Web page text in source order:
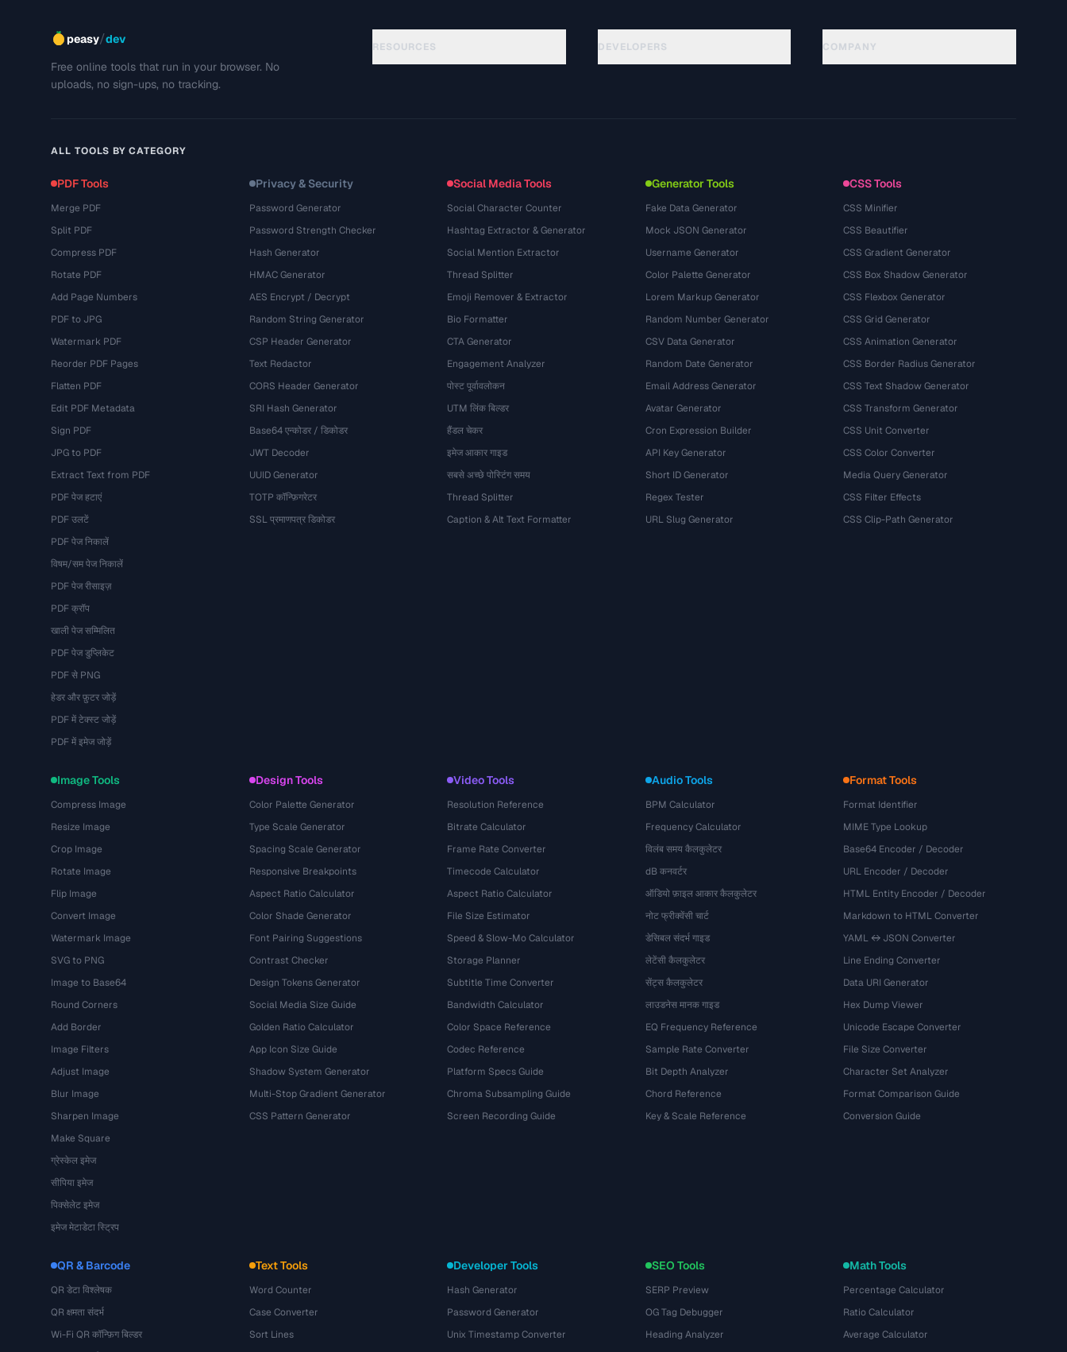
peasy/dev
Free online tools that run in your browser. No
uploads, no sign-ups, no tracking.
RESOURCES DEVELOPERS COMPANY
ALL TOOLS BY CATEGORY
PDF Tools
Merge PDF
Split PDF
Compress PDF
Rotate PDF
Add Page Numbers
PDF to JPG
Watermark PDF
Reorder PDF Pages
Flatten PDF
Edit PDF Metadata
Sign PDF
JPG to PDF
Extract Text from PDF
PDF पेज हटाएं
PDF उलटें
PDF पेज निकालें
विषम/सम पेज निकालें
PDF पेज रीसाइज़
PDF क्रॉप
खाली पेज सम्मिलित
PDF पेज डुप्लिकेट
PDF से PNG
हेडर और फ़ुटर जोड़ें
PDF में टेक्स्ट जोड़ें
PDF में इमेज जोड़ें
Privacy & Security
Password Generator
Password Strength Checker
Hash Generator
HMAC Generator
AES Encrypt / Decrypt
Random String Generator
CSP Header Generator
Text Redactor
CORS Header Generator
SRI Hash Generator
Base64 एन्कोडर / डिकोडर
JWT Decoder
UUID Generator
TOTP कॉन्फ़िगरेटर
SSL प्रमाणपत्र डिकोडर
Social Media Tools
Social Character Counter
Hashtag Extractor & Generator
Social Mention Extractor
Thread Splitter
Emoji Remover & Extractor
Bio Formatter
CTA Generator
Engagement Analyzer
पोस्ट पूर्वावलोकन
UTM लिंक बिल्डर
हैंडल चेकर
इमेज आकार गाइड
सबसे अच्छे पोस्टिंग समय
Thread Splitter
Caption & Alt Text Formatter
Generator Tools
Fake Data Generator
Mock JSON Generator
Username Generator
Color Palette Generator
Lorem Markup Generator
Random Number Generator
CSV Data Generator
Random Date Generator
Email Address Generator
Avatar Generator
Cron Expression Builder
API Key Generator
Short ID Generator
Regex Tester
URL Slug Generator
CSS Tools
CSS Minifier
CSS Beautifier
CSS Gradient Generator
CSS Box Shadow Generator
CSS Flexbox Generator
CSS Grid Generator
CSS Animation Generator
CSS Border Radius Generator
CSS Text Shadow Generator
CSS Transform Generator
CSS Unit Converter
CSS Color Converter
Media Query Generator
CSS Filter Effects
CSS Clip-Path Generator
Image Tools
Compress Image
Resize Image
Crop Image
Rotate Image
Flip Image
Convert Image
Watermark Image
SVG to PNG
Image to Base64
Round Corners
Add Border
Image Filters
Adjust Image
Blur Image
Sharpen Image
Make Square
ग्रेस्केल इमेज
सीपिया इमेज
पिक्सेलेट इमेज
इमेज मेटाडेटा स्ट्रिप
Design Tools
Color Palette Generator
Type Scale Generator
Spacing Scale Generator
Responsive Breakpoints
Aspect Ratio Calculator
Color Shade Generator
Font Pairing Suggestions
Contrast Checker
Design Tokens Generator
Social Media Size Guide
Golden Ratio Calculator
App Icon Size Guide
Shadow System Generator
Multi-Stop Gradient Generator
CSS Pattern Generator
Video Tools
Resolution Reference
Bitrate Calculator
Frame Rate Converter
Timecode Calculator
Aspect Ratio Calculator
File Size Estimator
Speed & Slow-Mo Calculator
Storage Planner
Subtitle Time Converter
Bandwidth Calculator
Color Space Reference
Codec Reference
Platform Specs Guide
Chroma Subsampling Guide
Screen Recording Guide
Audio Tools
BPM Calculator
Frequency Calculator
विलंब समय कैलकुलेटर
dB कनवर्टर
ऑडियो फ़ाइल आकार कैलकुलेटर
नोट फ्रीक्वेंसी चार्ट
डेसिबल संदर्भ गाइड
लेटेंसी कैलकुलेटर
सेंट्स कैलकुलेटर
लाउडनेस मानक गाइड
EQ Frequency Reference
Sample Rate Converter
Bit Depth Analyzer
Chord Reference
Key & Scale Reference
Format Tools
Format Identifier
MIME Type Lookup
Base64 Encoder / Decoder
URL Encoder / Decoder
HTML Entity Encoder / Decoder
Markdown to HTML Converter
YAML ↔ JSON Converter
Line Ending Converter
Data URI Generator
Hex Dump Viewer
Unicode Escape Converter
File Size Converter
Character Set Analyzer
Format Comparison Guide
Conversion Guide
QR & Barcode
QR डेटा विश्लेषक
QR क्षमता संदर्भ
Wi-Fi QR कॉन्फ़िग बिल्डर
Text Tools
Word Counter
Case Converter
Sort Lines
Developer Tools
Hash Generator
Password Generator
Unix Timestamp Converter
SEO Tools
SERP Preview
OG Tag Debugger
Heading Analyzer
Math Tools
Percentage Calculator
Ratio Calculator
Average Calculator